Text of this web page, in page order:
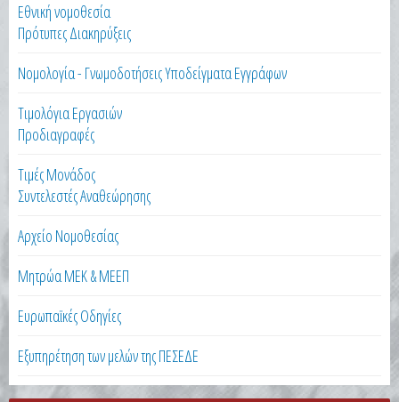
Εθνική νομοθεσία
Πρότυπες Διακηρύξεις
Νομολογία - Γνωμοδοτήσεις Υποδείγματα Εγγράφων
Τιμολόγια Εργασιών
Προδιαγραφές
Τιμές Μονάδος
Συντελεστές Αναθεώρησης
Αρχείο Νομοθεσίας
Μητρώα ΜΕΚ & ΜΕΕΠ
Ευρωπαϊκές Οδηγίες
Εξυπηρέτηση των μελών της ΠΕΣΕΔΕ